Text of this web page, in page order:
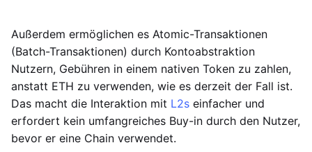
Außerdem ermöglichen es Atomic-Transaktionen
(Batch-Transaktionen) durch Kontoabstraktion
Nutzern, Gebühren in einem nativen Token zu zahlen,
anstatt ETH zu verwenden, wie es derzeit der Fall ist.
Das macht die Interaktion mit L2s einfacher und
erfordert kein umfangreiches Buy-in durch den Nutzer,
bevor er eine Chain verwendet.